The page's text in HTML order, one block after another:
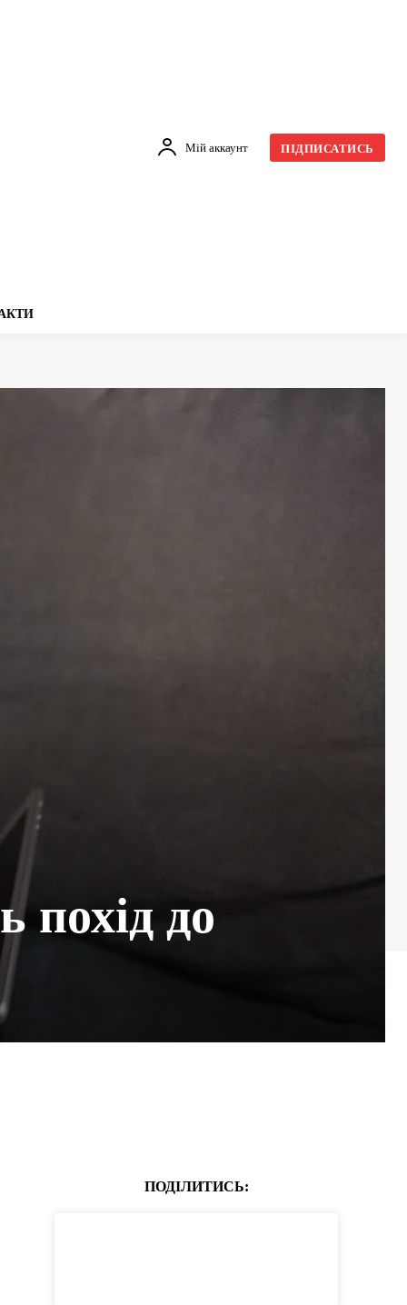
Мій аккаунт ПІДПИСАТИСЬ
похід до
ПОДІЛИТИСЬ: